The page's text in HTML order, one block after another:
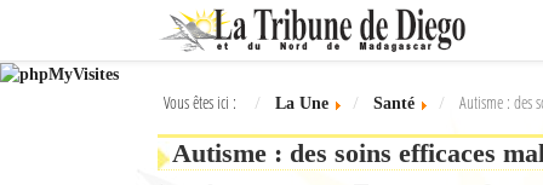
Ok
L'actualité à Diego Suarez
Vous êtes ici : La Une Santé Autisme : des
Autisme : des soins efficaces